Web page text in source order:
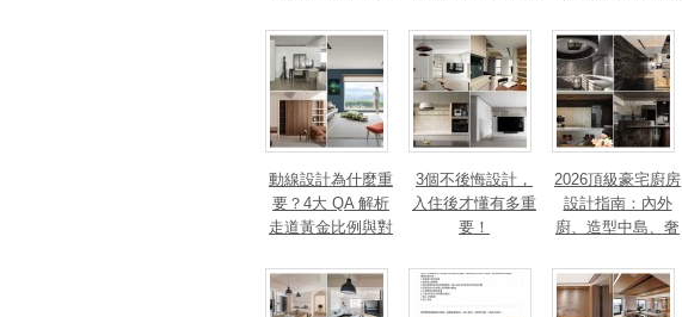
錢
動線設計為什麼重
要？4大 QA 解析
走道黃金比例與對
3個不後悔設計，
入住後才懂有多重
要！
2026頂級豪宅廚房
設計指南：內外
廚、造型中島、奢
讓廚房從空間配角
變主角！